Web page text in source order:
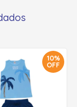
10%
OFF